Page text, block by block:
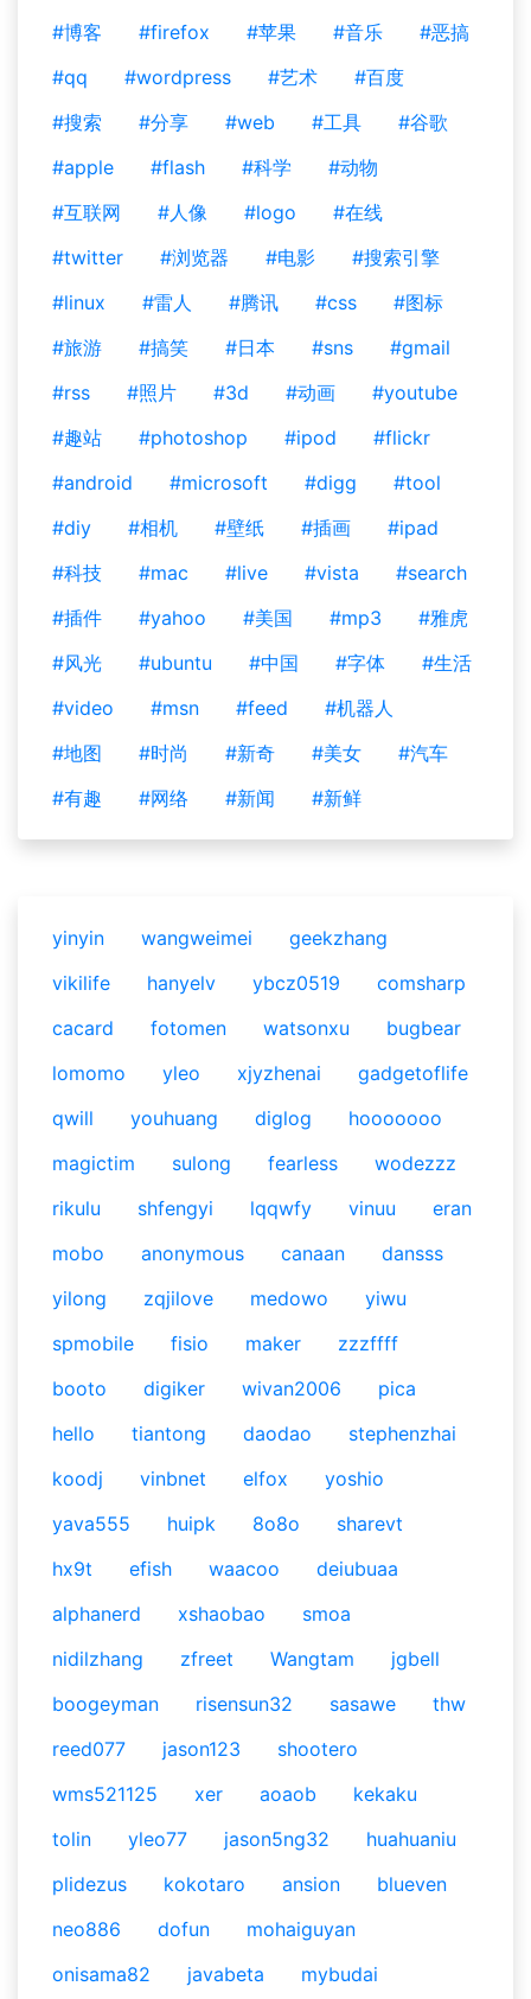
#博客
#firefox #苹果 #音乐
#恶搞
#qq
#wordpress #艺术
#百度
#搜索
#分享 #web #工具
#谷歌
#apple
#flash #科学
#动物
#互联网
#人像 #logo
#在线
#twitter
#浏览器 #电影
#搜索引擎
#linux
#雷人 #腾讯 #css
#图标
#旅游
#搞笑 #日本 #sns
#gmail
#rss
#照片 #3d #动画
#youtube
#趣站
#photoshop #ipod
#flickr
#android
#microsoft #digg
#tool
#diy
#相机 #壁纸 #插画
#ipad
#科技
#mac #live #vista
#search
#插件
#yahoo #美国 #mp3
#雅虎
#风光
#ubuntu #中国 #字体
#生活
#video
#msn #feed
#机器人
#地图
#时尚 #新奇 #美女
#汽车
#有趣
#网络 #新闻 #新鲜
yinyin wangweimei
geekzhang
vikilife
hanyelv ybcz0519
comsharp
cacard
fotomen watsonxu
bugbear
lomomo
yleo xjyzhenai
gadgetoflife
qwill
youhuang diglog
hooooooo
magictim
sulong fearless
wodezzz
rikulu
shfengyi lqqwfy vinuu
eran
mobo
anonymous canaan
dansss
yilong
zqjilove medowo
yiwu
spmobile
fisio maker
zzzffff
booto
digiker wivan2006
pica
hello
tiantong daodao
stephenzhai
koodj
vinbnet elfox
yoshio
yava555
huipk 8o8o
sharevt
hx9t
efish waacoo
deiubuaa
alphanerd
xshaobao
smoa
nidilzhang
zfreet Wangtam
jgbell
boogeyman
risensun32 sasawe
thw
reed077
jason123
shootero
wms521125
xer aoaob
kekaku
tolin
yleo77 jason5ng32
huahuaniu
plidezus
kokotaro ansion
blueven
neo886
dofun
mohaiguyan
onisama82
javabeta mybudai